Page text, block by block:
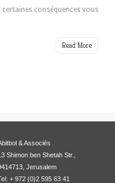
conséquences vous
Read More
& Associés
Shimon ben Shetah Str.,
Jerusalem
+ 972 (0)2 595 63 41